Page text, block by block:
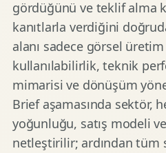
gördüğünü ve teklif alma
kanıtlarla verdiğini
alanı sadece görsel
kullanılabilirlik, teknik
mimarisi ve dönüşüm
Brief aşamasında sektör,
yoğunluğu, satış modeli
netleştirilir; ardından tüm